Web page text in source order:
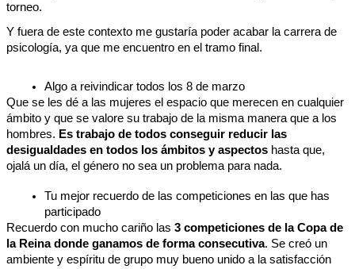
torneo.
Y fuera de este contexto me gustaría poder acabar la carrera de
psicología, ya que me encuentro en el tramo final.
Algo a reivindicar todos los 8 de marzo
Que se les dé a las mujeres el espacio que merecen en cualquier
ámbito y que se valore su trabajo de la misma manera que a los
hombres. Es trabajo de todos conseguir reducir las
desigualdades en todos los ámbitos y aspectos hasta que,
ojalá un día, el género no sea un problema para nada.
Tu mejor recuerdo de las competiciones en las que has
participado
Recuerdo con mucho cariño las 3 competiciones de la Copa de
la Reina donde ganamos de forma consecutiva. Se creó un
ambiente y espíritu de grupo muy bueno unido a la satisfacción